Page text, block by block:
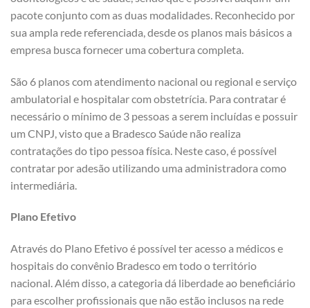
pacote conjunto com as duas modalidades. Reconhecido por
sua ampla rede referenciada, desde os planos mais básicos a
empresa busca fornecer uma cobertura completa.
São 6 planos com atendimento nacional ou regional e serviço
ambulatorial e hospitalar com obstetrícia. Para contratar é
necessário o mínimo de 3 pessoas a serem incluídas e possuir
um CNPJ, visto que a Bradesco Saúde não realiza
contratações do tipo pessoa física. Neste caso, é possível
contratar por adesão utilizando uma administradora como
intermediária.
Plano Efetivo
Através do Plano Efetivo é possível ter acesso a médicos e
hospitais do convênio Bradesco em todo o território
nacional. Além disso, a categoria dá liberdade ao beneficiário
para escolher profissionais que não estão inclusos na rede